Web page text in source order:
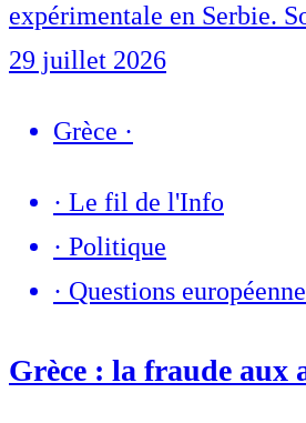
expérimentale en Serbie.
29 juillet 2026
Grèce ·
· Le fil de l'Info
· Politique
· Questions
Grèce : la fraude aux